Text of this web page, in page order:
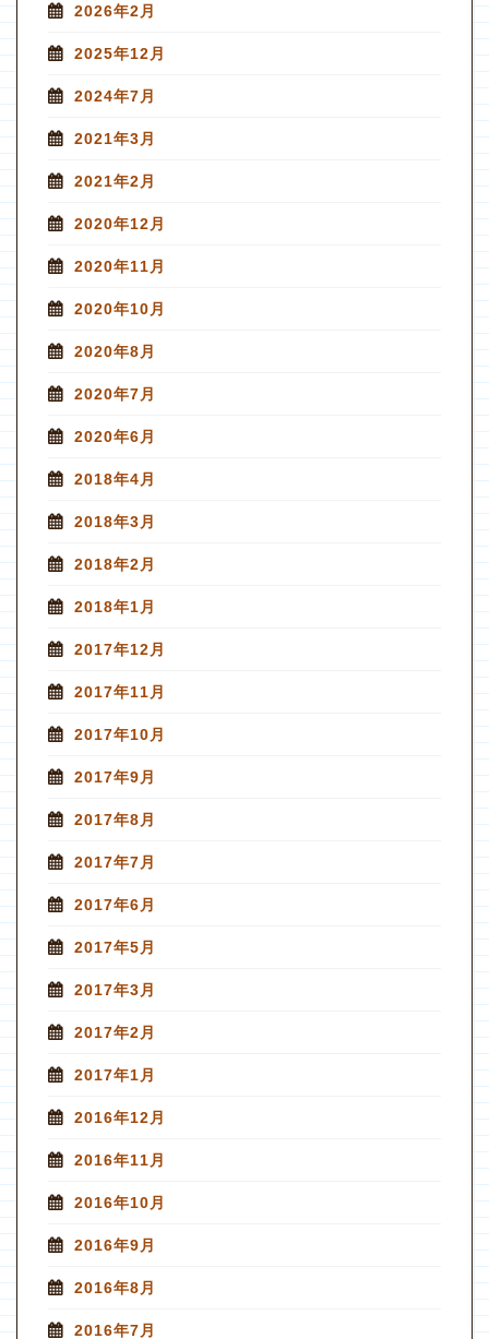
2026年2月
2025年12月
2024年7月
2021年3月
2021年2月
2020年12月
2020年11月
2020年10月
2020年8月
2020年7月
2020年6月
2018年4月
2018年3月
2018年2月
2018年1月
2017年12月
2017年11月
2017年10月
2017年9月
2017年8月
2017年7月
2017年6月
2017年5月
2017年3月
2017年2月
2017年1月
2016年12月
2016年11月
2016年10月
2016年9月
2016年8月
2016年7月